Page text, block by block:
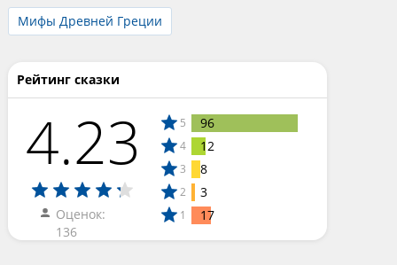
Мифы Древней Греции
Рейтинг сказки
4.23
Оценок:
136
5 96
4 12
3 8
2 3
1 17